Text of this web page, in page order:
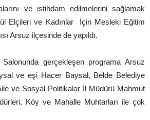
ve istihdam edilmelerini sağlamak
Elçileri ve Kadınlar İçin Mesleki Eğitim
Arsuz ilçesinde de yapıldı.
gerçekleşen programa Arsuz
ve eşi Hacer Baysal, Belde Belediye
ve Sosyal Politikalar İl Müdürü Mahmut
Köy ve Mahalle Muhtarları ile çok